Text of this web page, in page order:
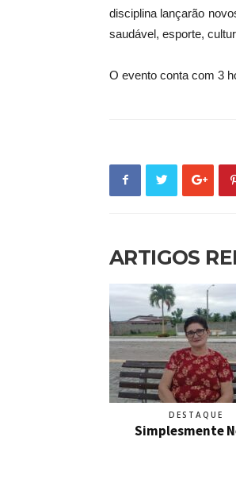
disciplina lançarão
saudável, esporte,
O evento conta com 3
ARTIGOS
DESTAQUE
Simplesmente